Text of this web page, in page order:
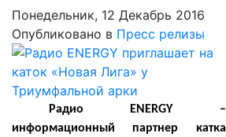
Понедельник, 12 Декабрь 2016
Опубликовано в Пресс релизы
Радио ENERGY –
информационный партнер катка